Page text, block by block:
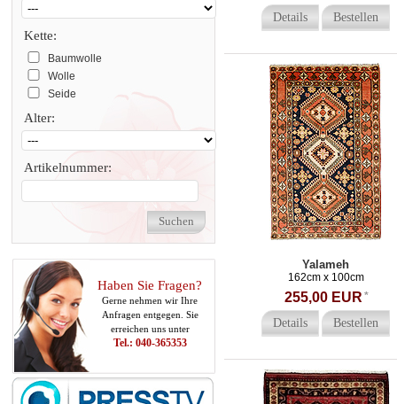
Kette:
Baumwolle
Wolle
Seide
Alter:
Artikelnummer:
Haben Sie Fragen?
Gerne nehmen wir Ihre
Anfragen entgegen. Sie
erreichen uns unter
Tel.: 040-365353
Details Bestellen
Yalameh
162cm x 100cm
255,00 EUR *
Details Bestellen